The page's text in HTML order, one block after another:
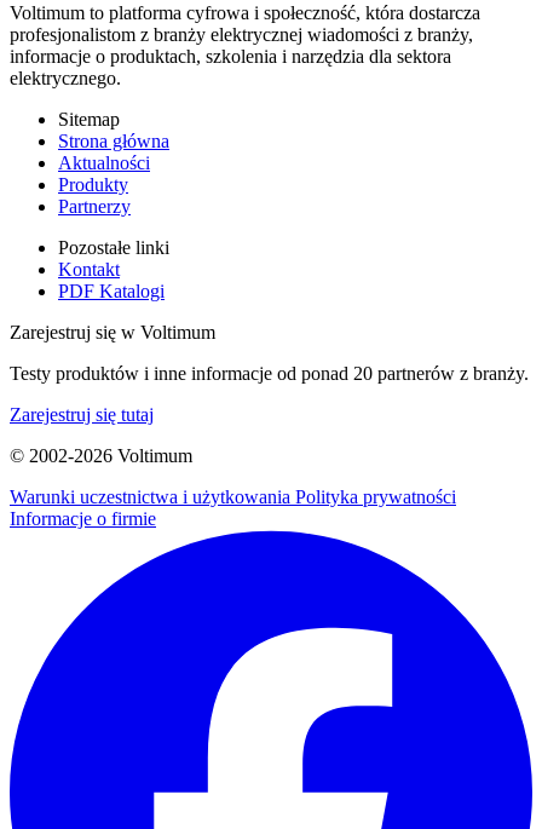
Voltimum to platforma cyfrowa i społeczność, która dostarcza
profesjonalistom z branży elektrycznej wiadomości z branży,
informacje o produktach, szkolenia i narzędzia dla sektora
elektrycznego.
Sitemap
Strona główna
Aktualności
Produkty
Partnerzy
Pozostałe linki
Kontakt
PDF Katalogi
Zarejestruj się w Voltimum
Testy produktów i inne informacje od ponad 20 partnerów z branży.
Zarejestruj się tutaj
© 2002-2026 Voltimum
Warunki uczestnictwa i użytkowania Polityka prywatności
Informacje o firmie